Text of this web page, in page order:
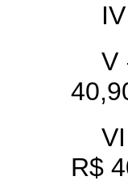
V
R$